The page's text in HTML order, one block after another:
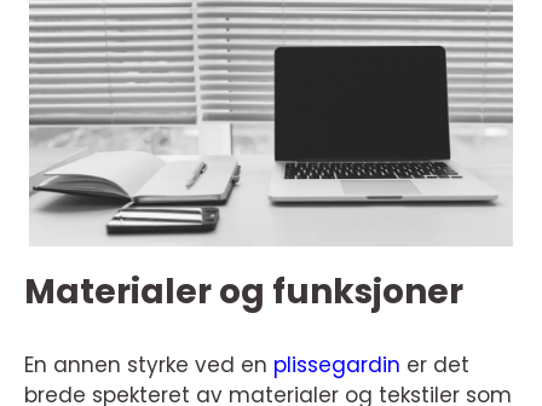
Materialer og funksjoner
En annen styrke ved en plissegardin er det
brede spekteret av materialer og tekstiler som